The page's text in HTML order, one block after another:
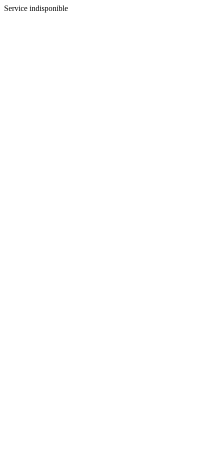
Service indisponible